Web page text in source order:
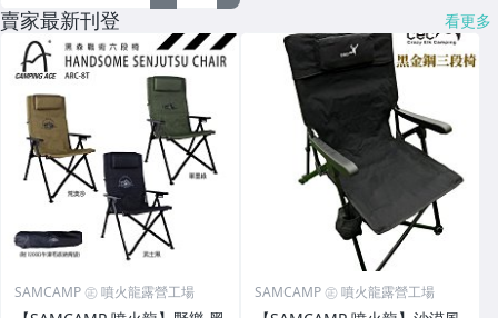
賣家最新刊登 看更多
SAMCAMP ㊣ 噴火龍露營工場 SAMCAMP ㊣ 噴火龍露營工場